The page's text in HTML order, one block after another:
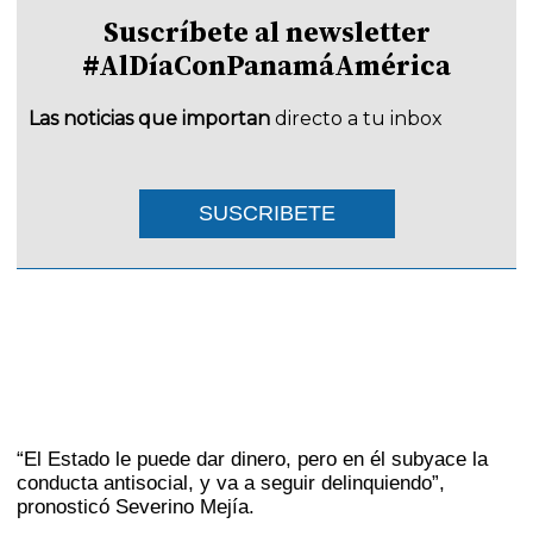
Suscríbete al newsletter
#AlDíaConPanamáAmérica
Las noticias que importan directo a tu inbox
SUSCRIBETE
“El Estado le puede dar dinero, pero en él subyace la
conducta antisocial, y va a seguir delinquiendo”,
pronosticó Severino Mejía.